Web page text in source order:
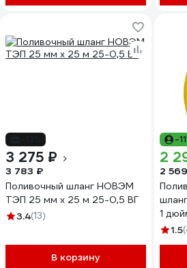
3 275 ₽
3 783 ₽
Поливочный шланг НОВЭМ
ТЭП 25 мм х 25 м 25-0,5 ВГ
3.4(13)
В корзину
-
2
2
1
1.5